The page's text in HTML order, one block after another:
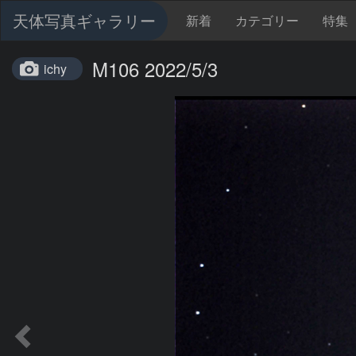
天体写真ギャラリー 新着 カテゴリー 特集
ichy M106 2022/5/3